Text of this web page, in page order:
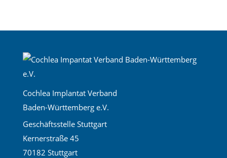
Cochlea Implantat Verband
Baden-Württemberg e.V.
Geschäftsstelle Stuttgart
Kernerstraße 45
70182 Stuttgart